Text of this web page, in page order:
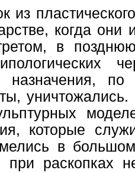
из
когда они
в
назначения,
которые
в
при раскопках